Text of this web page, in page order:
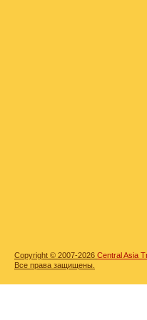
Copyright © 2007-2026 Central Asia
Все права защищены.